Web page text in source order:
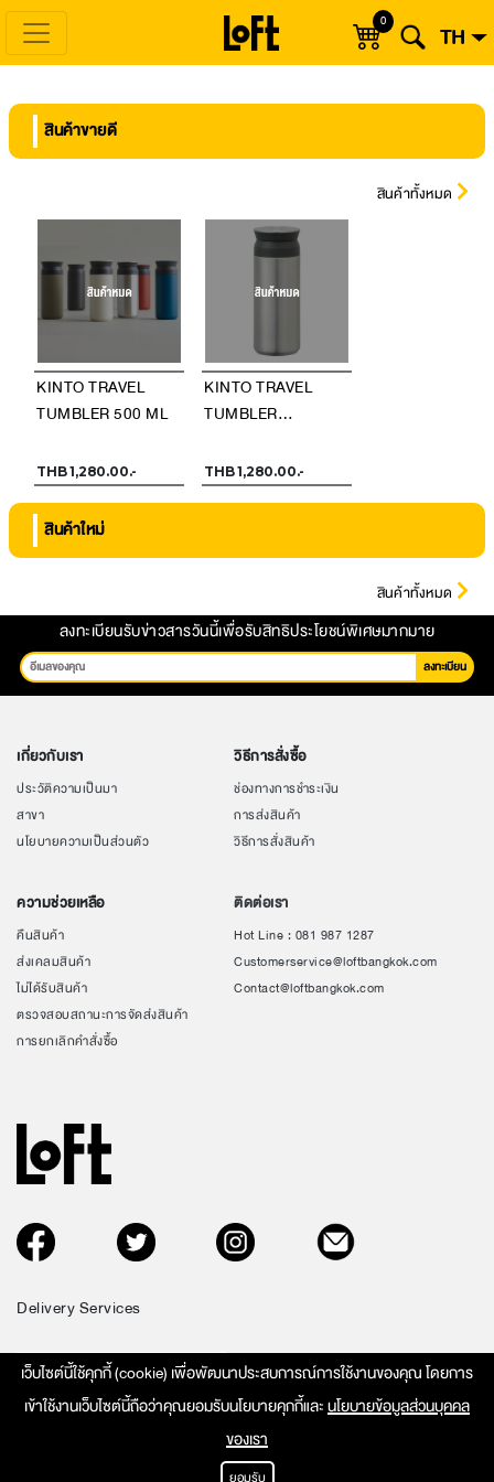
0 TH
เว็บไซต์นี้ใช้คุกกี้ (cookie) เพื่อพัฒนาประสบการณ์การใช้งานของคุณ โดยการ
เข้าใช้งานเว็บไซต์นี้ถือว่าคุณยอมรับนโยบายคุกกี้และนโยบายข้อมูลส่วนบุคคล
ของเรา
ยอมรับ
สินค้าขายดี
สินค้าทั้งหมด
KINTO TRAVEL
TUMBLER 500 ML
THB 1,280.00.-
KINTO TRAVEL
TUMBLER
500 ML
THB 1,280.00.-
สินค้าใหม่
สินค้าทั้งหมด
ลงทะเบียนรับข่าวสารวันนี้เพื่อรับสิทธิประโยชน์พิเศษมากมาย
ลงทะเบียน
เกี่ยวกับเรา
ประวัติความเป็นมา
สาขา
นโยบายความเป็นส่วนตัว
วิธีการสั่งซื้อ
ช่องทางการชำระเงิน
การส่งสินค้า
วิธีการสั่งสินค้า
ความช่วยเหลือ
คืนสินค้า
ส่งเคลมสินค้า
ไม่ได้รับสินค้า
ตรวจสอบสถานะการจัดส่งสินค้า
การยกเลิกคำสั่งซื้อ
ติดต่อเรา
Hot Line : 081 987 1287
Customerservice@loftbangkok.com
Contact@loftbangkok.com
Delivery Services
E-COMMERCE REGISTRATION NUMBER: 0105539083767
COPYRIGHT © 2026 LOFT BANGKOK. ALL RIGHT RESERVED.